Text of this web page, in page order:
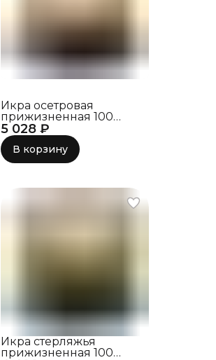
5 028 ₽
Икра осетровая
прижизненная 100
грамм
В корзину
Икра стерляжья
прижизненная 100